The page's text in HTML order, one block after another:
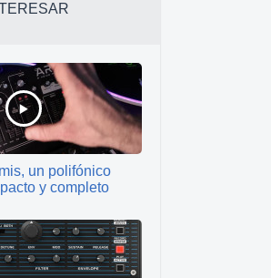
un polifónico
y completo